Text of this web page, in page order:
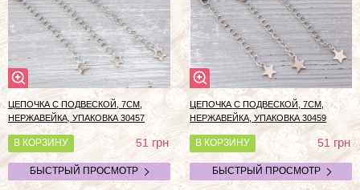
ЦЕПОЧКА С ПОДВЕСКОЙ, 7СМ,
НЕРЖАВЕЙКА, УПАКОВКА 30457
В КОРЗИНУ 51грн
БЫСТРЫЙ ПРОСМОТР
ЦЕПОЧКА С ПОДВЕСКОЙ, 7СМ,
НЕРЖАВЕЙКА, УПАКОВКА 30459
В КОРЗИНУ 51 грн
БЫСТРЫЙ ПРОСМОТР